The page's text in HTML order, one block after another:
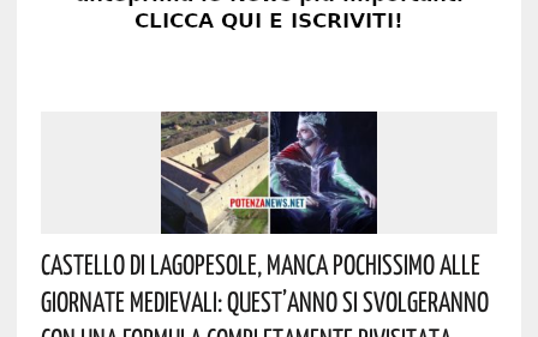
Castello Di Lagopesole, Manca Pochissimo Alle
Giornate Medievali: Quest’anno Si Svolgeranno